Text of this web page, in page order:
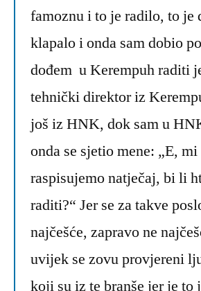
famoznu i to je radilo, to je
klapalo i onda sam dobio
dođem u Kerempuh raditi
tehnički direktor iz
još iz HNK, dok sam u
onda se sjetio mene: „E, mi
raspisujemo natječaj, bi li
raditi?“ Jer se za takve
najčešće, zapravo ne
uvijek se zovu provjereni
koji su iz te branše jer je to